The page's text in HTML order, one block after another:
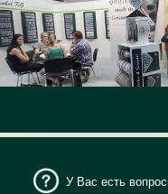
У Вас есть